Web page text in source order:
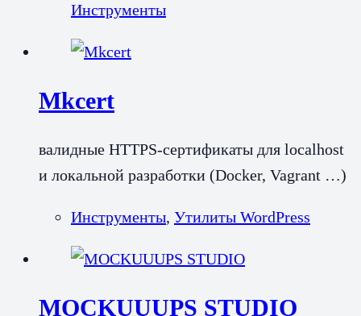
Инструменты
Mkcert
валидные HTTPS-сертификаты для localhost
и локальной разработки (Docker, Vagrant …)
Инструменты, Утилиты WordPress
MOCKUUUPS STUDIO